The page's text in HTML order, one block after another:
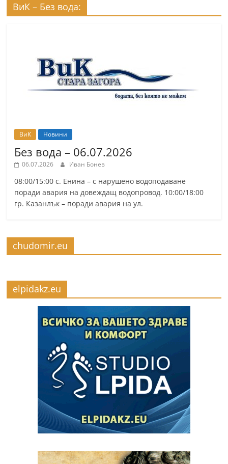
ВиК – Без вода:
ВиК Новини
Без вода – 06.07.2026
06.07.2026 Иван Бонев
08:00/15:00 с. Енина – с нарушено водоподаване
поради авария на довеждащ водопровод. 10:00/18:00
гр. Казанлък – поради авария на ул.
chudomir.eu
elpidakz.eu